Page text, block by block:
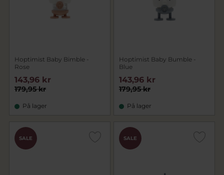
Hoptimist Baby Bimble -
Rose
179,95 kr
143,96 kr
På lager
Hoptimist Baby Bumble -
Blue
179,95 kr
143,96 kr
På lager
SALE SALE